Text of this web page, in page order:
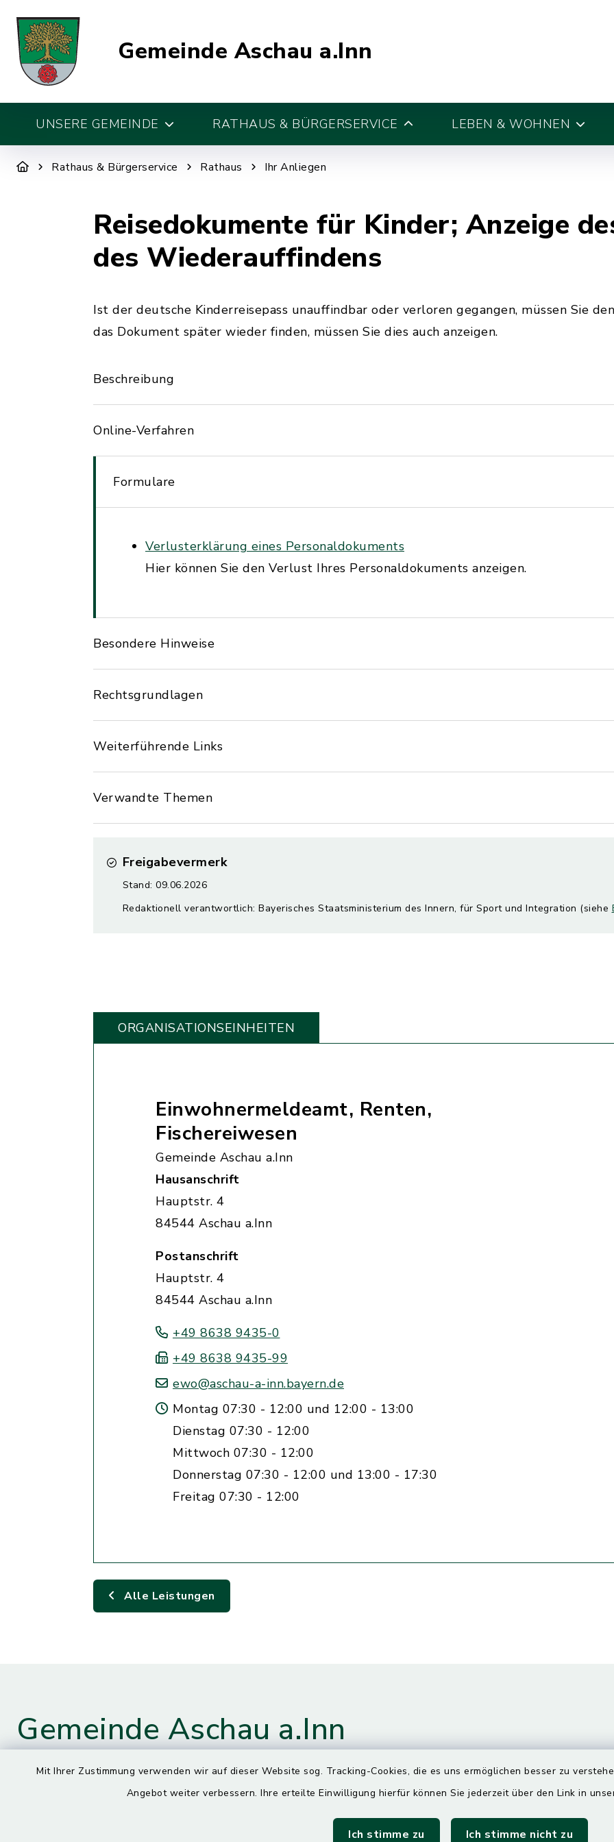
Mit Ihrer Zustimmung verwenden wir auf dieser Website sog. Tracking-Cookies, die es uns ermöglichen besser zu
Angebot weiter verbessern. Ihre erteilte Einwilligung hierfür können Sie jederzeit über den Link in
Ich stimme zu Ich stimme nicht zu
Gemeinde Aschau a.Inn
UNSERE GEMEINDE RATHAUS & BÜRGERSERVICE LEBEN & WOHNEN
Rathaus & Bürgerservice Rathaus Ihr Anliegen
Reisedokumente für Kinder; Anzeige
des Wiederauffindens
Ist der deutsche Kinderreisepass unauffindbar oder verloren gegangen, müssen Sie
das Dokument später wieder finden, müssen Sie dies auch anzeigen.
Beschreibung
Online-Verfahren
Formulare
Verlusterklärung eines Personaldokuments
Hier können Sie den Verlust Ihres Personaldokuments anzeigen.
Besondere Hinweise
Rechtsgrundlagen
Weiterführende Links
Verwandte Themen
Freigabevermerk
Stand: 09.06.2026
Redaktionell verantwortlich: Bayerisches Staatsministerium des Innern, für Sport und Integration (siehe
ORGANISATIONS­EINHEITEN
Einwohnermeldeamt, Renten,
Fischereiwesen
Gemeinde Aschau a.Inn
Hausanschrift
Hauptstr. 4
84544 Aschau a.Inn
Postanschrift
Hauptstr. 4
84544 Aschau a.Inn
+49 8638 9435-0
+49 8638 9435-99
ewo@aschau-a-inn.bayern.de
Montag 07:30 - 12:00 und 12:00 - 13:00
Dienstag 07:30 - 12:00
Mittwoch 07:30 - 12:00
Donnerstag 07:30 - 12:00 und 13:00 - 17:30
Freitag 07:30 - 12:00
Alle Leistungen
Gemeinde Aschau a.Inn
Kontaktdaten Öffnungszeiten